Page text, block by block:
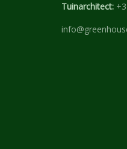
Tuinarchitect: